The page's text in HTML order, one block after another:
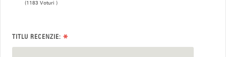
(1183 Voturi )
TITLU RECENZIE: *